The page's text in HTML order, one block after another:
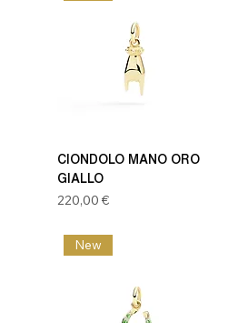
CIONDOLO MANO ORO
GIALLO
Prezzo
220,00 €
New